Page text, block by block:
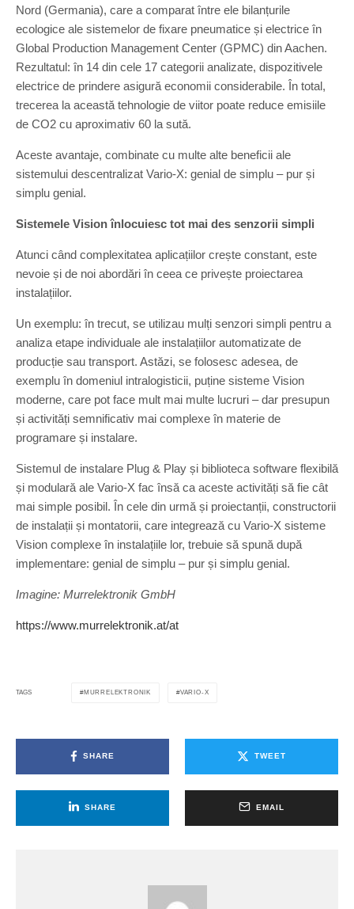
Nord (Germania), care a comparat între ele bilanțurile
ecologice ale sistemelor de fixare pneumatice și electrice în
Global Production Management Center (GPMC) din Aachen.
Rezultatul: în 14 din cele 17 categorii analizate, dispozitivele
electrice de prindere asigură economii considerabile. În total,
trecerea la această tehnologie de viitor poate reduce emisiile
de CO2 cu aproximativ 60 la sută.
Aceste avantaje, combinate cu multe alte beneficii ale
sistemului descentralizat Vario-X: genial de simplu – pur și
simplu genial.
Sistemele Vision înlocuiesc tot mai des senzorii simpli
Atunci când complexitatea aplicațiilor crește constant, este
nevoie și de noi abordări în ceea ce privește proiectarea
instalațiilor.
Un exemplu: în trecut, se utilizau mulți senzori simpli pentru a
analiza etape individuale ale instalațiilor automatizate de
producție sau transport. Astăzi, se folosesc adesea, de
exemplu în domeniul intralogisticii, puține sisteme Vision
moderne, care pot face mult mai multe lucruri – dar presupun
și activități semnificativ mai complexe în materie de
programare și instalare.
Sistemul de instalare Plug & Play și biblioteca software flexibilă
și modulară ale Vario-X fac însă ca aceste activități să fie cât
mai simple posibil. În cele din urmă și proiectanții, constructorii
de instalații și montatorii, care integrează cu Vario-X sisteme
Vision complexe în instalațiile lor, trebuie să spună după
implementare: genial de simplu – pur și simplu genial.
Imagine: Murrelektronik GmbH
https://www.murrelektronik.at/at
TAGS MURRELEKTRONIK VARIO-X
SHARE TWEET
SHARE EMAIL